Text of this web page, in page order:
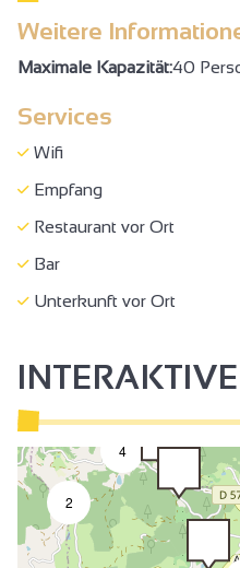
Weitere
Maximale Kapazität:40
Services
Wifi
Empfang
Restaurant vor Ort
Bar
Unterkunft vor Ort
2
4